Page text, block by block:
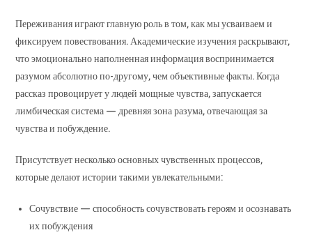
Переживания играют главную роль в том, как мы усваиваем и
фиксируем повествования. Академические изучения раскрывают,
что эмоционально наполненная информация воспринимается
разумом абсолютно по-другому, чем объективные факты. Когда
рассказ провоцирует у людей мощные чувства, запускается
лимбическая система — древняя зона разума, отвечающая за
чувства и побуждение.
Присутствует несколько основных чувственных процессов,
которые делают истории такими увлекательными:
Сочувствие — способность сочувствовать героям и осознавать
их побуждения